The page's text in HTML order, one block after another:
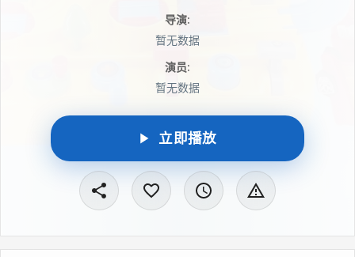
导演:
暂无数据
演员:
暂无数据
立即播放